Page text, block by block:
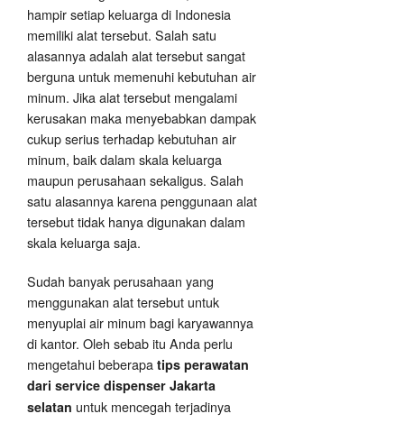
hampir setiap keluarga di Indonesia
memiliki alat tersebut. Salah satu
alasannya adalah alat tersebut sangat
berguna untuk memenuhi kebutuhan air
minum. Jika alat tersebut mengalami
kerusakan maka menyebabkan dampak
cukup serius terhadap kebutuhan air
minum, baik dalam skala keluarga
maupun perusahaan sekaligus. Salah
satu alasannya karena penggunaan alat
tersebut tidak hanya digunakan dalam
skala keluarga saja.
Sudah banyak perusahaan yang
menggunakan alat tersebut untuk
menyuplai air minum bagi karyawannya
di kantor. Oleh sebab itu Anda perlu
mengetahui beberapa tips perawatan
dari service dispenser Jakarta
selatan untuk mencegah terjadinya